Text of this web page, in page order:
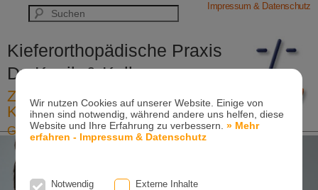
Wir nutzen Cookies auf unserer Website. Einige von
ihnen sind notwendig, während andere uns helfen, diese
Website und Ihre Erfahrung zu verbessern.» Mehr
erfahren - Impressum & Datenschutz
Notwendig Externe Inhalte
Impressum & Datenschutz
Kieferorthopädische Praxis
Dr. Konik & Kollegen
Zahn- und Kieferregulierungen für
Kinder und Erwachsene
Ganzheitliche-Kieferorthopädie
Erwachsenen-Kieferorthopädie
Tel. +49